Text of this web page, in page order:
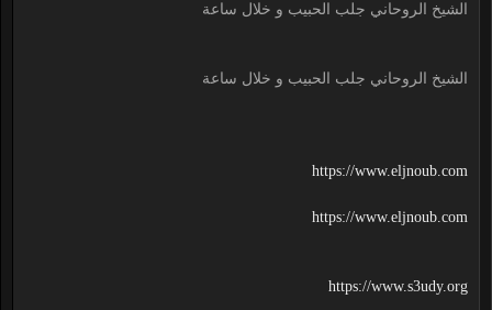
الشيخ الروحاني جلب الحبيب و خلال ساعة
الشيخ الروحاني جلب الحبيب و خلال ساعة
https://www.eljnoub.com
https://www.eljnoub.com
https://www.s3udy.org